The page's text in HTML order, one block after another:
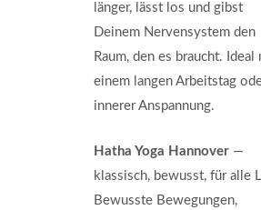
länger, lässt los und gibst
Deinem Nervensystem den
Raum, den es braucht. Ideal
einem langen Arbeitstag
innerer Anspannung.
Hatha Yoga Hannover —
klassisch, bewusst, für alle
Bewusste Bewegungen,